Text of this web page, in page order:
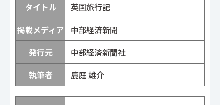
英国旅行記
中部経済新聞
中部経済新聞社
鹿庭 雄介